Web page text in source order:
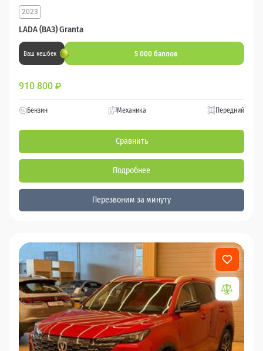
LADA (ВАЗ) Granta
2023
Ваш кешбек 5 000 баллов
910 800 ₽
Бензин Механика Передний
Сравнить
Подробнее
Перезвоним за минуту